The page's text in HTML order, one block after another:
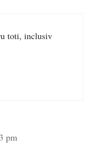
toti, inclusiv
pm